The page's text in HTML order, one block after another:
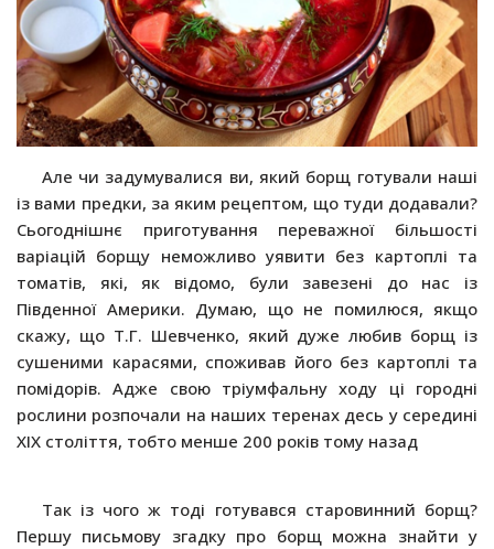
Але чи задумувалися ви, який борщ готували наші
із вами предки, за яким рецептом, що туди додавали?
Сьогоднішнє приготування переважної більшості
варіацій борщу неможливо уявити без картоплі та
томатів, які, як відомо, були завезені до нас із
Південної Америки. Думаю, що не помилюся, якщо
скажу, що Т.Г. Шевченко, який дуже любив борщ із
сушеними карасями, споживав його без картоплі та
помідорів. Адже свою тріумфальну ходу ці городні
рослини розпочали на наших теренах десь у середині
ХІХ століття, тобто менше 200 років тому назад
Так із чого ж тоді готувався старовинний борщ?
Першу письмову згадку про борщ можна знайти у